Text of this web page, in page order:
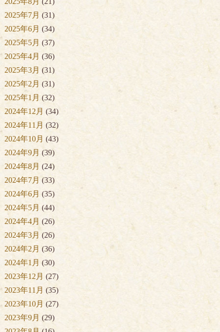
2025年7月 (31)
2025年6月 (34)
2025年5月 (37)
2025年4月 (36)
2025年3月 (31)
2025年2月 (31)
2025年1月 (32)
2024年12月 (34)
2024年11月 (32)
2024年10月 (43)
2024年9月 (39)
2024年8月 (24)
2024年7月 (33)
2024年6月 (35)
2024年5月 (44)
2024年4月 (26)
2024年3月 (26)
2024年2月 (36)
2024年1月 (30)
2023年12月 (27)
2023年11月 (35)
2023年10月 (27)
2023年9月 (29)